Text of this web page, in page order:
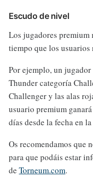
Escudo de nivel
Los jugadores premium
tiempo que los usuarios
Por ejemplo, un
Thunder categoría
Challenger y las alas
usuario premium
días desde la fecha en
Os recomendamos que
para que podáis estar
de Torneum.com.